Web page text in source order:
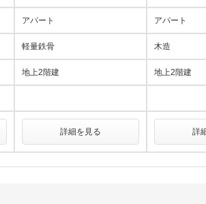
アパート アパート
軽量鉄骨 木造
地上2階建 地上2階建
詳細を見る 詳